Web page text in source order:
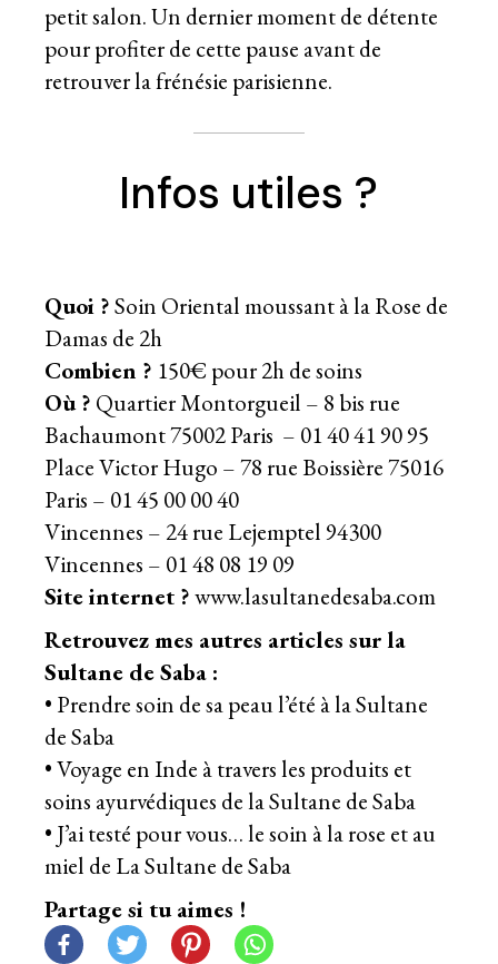
petit salon. Un dernier moment de détente
pour profiter de cette pause avant de
retrouver la frénésie parisienne.
Infos utiles ?
Quoi ?Soin Oriental moussant à la Rose de
Damas de 2h
Combien ? 150€ pour 2h de soins
Où ? Quartier Montorgueil – 8 bis rue
Bachaumont 75002 Paris – 01 40 41 90 95
Place Victor Hugo – 78 rue Boissière 75016
Paris – 01 45 00 00 40
Vincennes – 24 rue Lejemptel 94300
Vincennes – 01 48 08 19 09
Site internet ?www.lasultanedesaba.com
Retrouvez mes autres articles sur la
Sultane de Saba :
• Prendre soin de sa peau l’été à la Sultane
de Saba
•Voyage en Inde à travers les produits et
soins ayurvédiques de la Sultane de Saba
• J’ai testé pour vous… le soin à la rose et au
miel de La Sultane de Saba
Partage si tu aimes !